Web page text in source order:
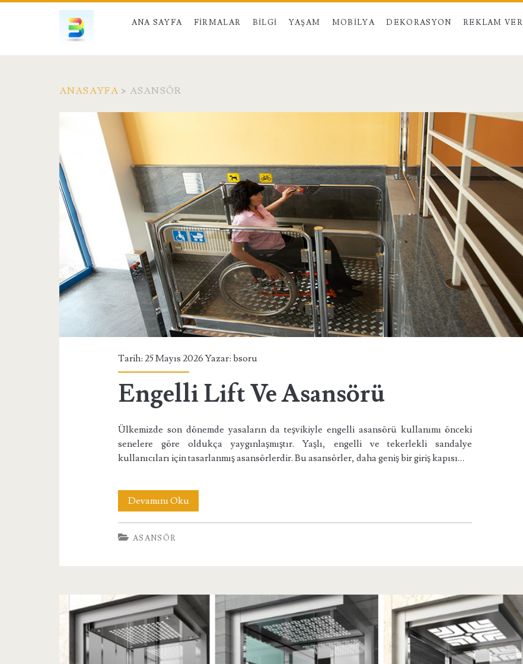
ANA SAYFA FIRMALAR BILGI YAŞAM MOBILYA DEKORASYON REKLAM VER
ANASAYFA > ASANSÖR
Kategori:
<span>Asansör</span>
Tarih: 25 Mayıs 2026 Yazar:bsoru
Engelli Lift Ve Asansörü
Ülkemizde son dönemde yasaların da teşvikiyle engelli asansörü kullanımı önceki
senelere göre oldukça yaygınlaşmıştır. Yaşlı, engelli ve tekerlekli sandalye
kullanıcıları için tasarlanmış asansörlerdir. Bu asansörler, daha geniş bir giriş kapısı…
Devamını OkuEngelli
Lift
ASANSÖR